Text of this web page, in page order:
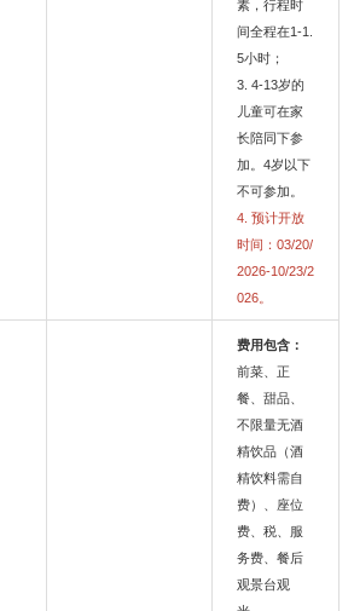
素，行程时
间全程在1-1.
5小时；
3. 4-13岁的
儿童可在家
长陪同下参
加。4岁以下
不可参加。
4. 预计开放
时间：03/20/
2026-10/23/2
026。
费用包含：
前菜、正
餐、甜品、
不限量无酒
精饮品（酒
精饮料需自
费）、座位
费、税、服
务费、餐后
观景台观